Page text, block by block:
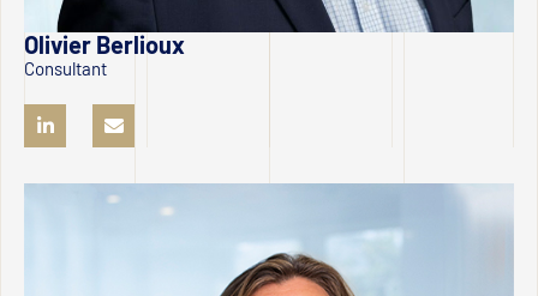
Olivier Berlioux
Consultant